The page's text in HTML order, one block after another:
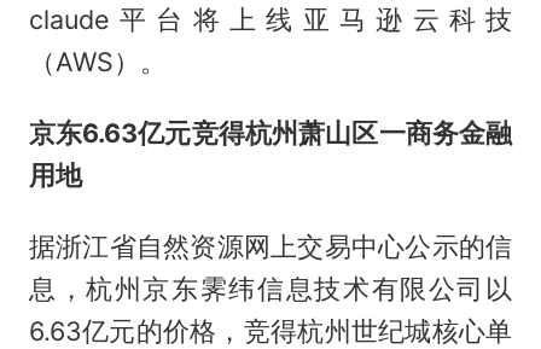
claude平台将上线亚马逊云科技
（AWS）。
京东6.63亿元竞得杭州萧山区一商务金融
用地
据浙江省自然资源网上交易中心公示的信
息，杭州京东霁纬信息技术有限公司以
6.63亿元的价格，竞得杭州世纪城核心单